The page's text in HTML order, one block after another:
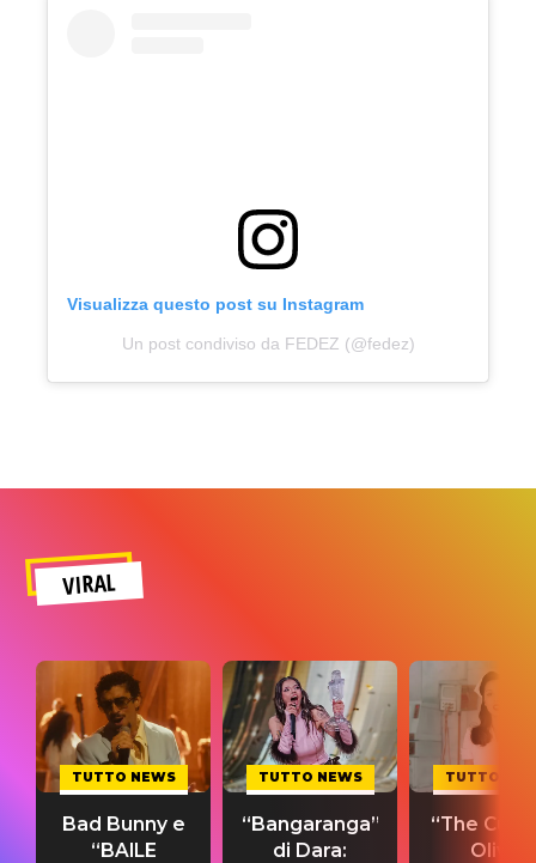
Visualizza questo post su Instagram
Un post condiviso da FEDEZ (@fedez)
VIRAL
TUTTO NEWS
Bad Bunny e
“BAILE
TUTTO NEWS
“Bangaranga”
di Dara:
TUTTO
“The
Olivia